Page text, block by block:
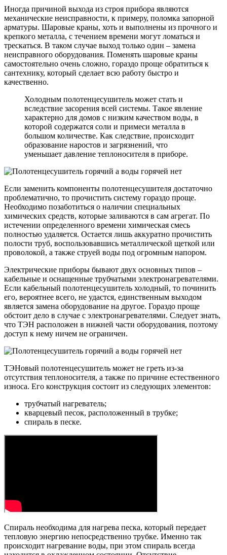
Иногда причиной выхода из строя прибора являются
механические неисправности, к примеру, поломка запорной
арматуры. Шаровые краны, хоть и выполнены из прочного и
крепкого металла, с течением времени могут ломаться и
трескаться. В таком случае выход только один – замена
неисправного оборудования. Поменять шаровые краны
самостоятельно очень сложно, гораздо проще обратиться к
сантехнику, который сделает всю работу быстро и
качественно.
Холодным полотенцесушитель может стать и
вследствие засорения всей системы. Такое явление
характерно для домов с низким качеством воды, в
которой содержатся соли и примеси металла в
большом количестве. Как следствие, происходит
образование наростов и загрязнений, что
уменьшает давление теплоносителя в приборе.
Если заменить компоненты полотенцесушителя достаточно
проблематично, то прочистить систему гораздо проще.
Необходимо позаботиться о наличии специальных
химических средств, которые заливаются в сам агрегат. По
истечении определенного времени химическая смесь
полностью удаляется. Остается лишь аккуратно прочистить
полости труб, воспользовавшись металлической щеткой или
проволокой, а также струей воды под огромным напором.
Электрические приборы бывают двух основных типов –
кабельные и оснащенные трубчатыми электронагревателями.
Если кабельный полотенцесушитель холодный, то починить
его, вероятнее всего, не удастся, единственным выходом
является замена оборудование на другое. Гораздо проще
обстоит дело в случае с электронагревателями. Следует знать,
что ТЭН расположен в нижней части оборудования, поэтому
доступ к нему ничем не ограничен.
ТЭНовый полотенцесушитель может не греть из-за
отсутствия теплоносителя, а также по причине естественного
износа. Его конструкция состоит из следующих элементов:
трубчатый нагреватель;
кварцевый песок, расположенный в трубке;
спираль в песке.
Спираль необходима для нагрева песка, который передает
тепловую энергию непосредственно трубке. Именно так
происходит нагревание воды, при этом спираль всегда